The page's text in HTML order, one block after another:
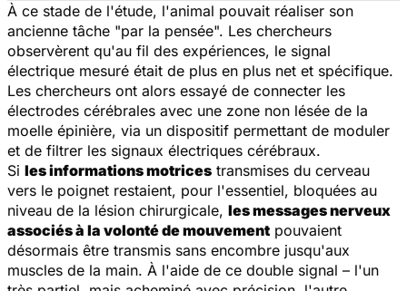
À ce stade de l'étude, l'animal pouvait réaliser son
ancienne tâche "par la pensée". Les chercheurs
observèrent qu'au fil des expériences, le signal
électrique mesuré était de plus en plus net et spécifique.
Les chercheurs ont alors essayé de connecter les
électrodes cérébrales avec une zone non lésée de la
moelle épinière, via un dispositif permettant de moduler
et de filtrer les signaux électriques cérébraux.
Si les informations motrices transmises du cerveau
vers le poignet restaient, pour l'essentiel, bloquées au
niveau de la lésion chirurgicale, les messages nerveux
associés à la volonté de mouvement pouvaient
désormais être transmis sans encombre jusqu'aux
muscles de la main. À l'aide de ce double signal – l'un